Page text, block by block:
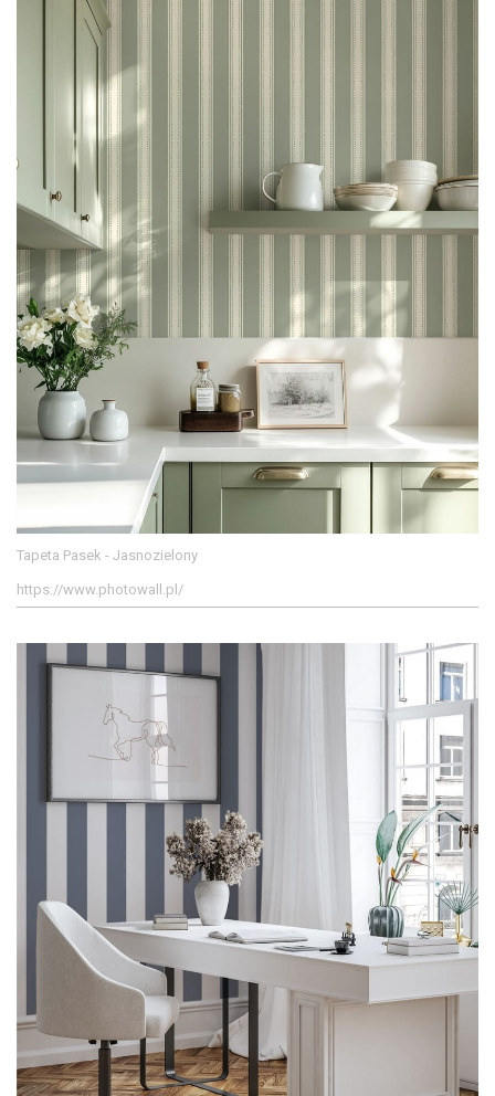
Tapeta Pasek - Jasnozielony
https://www.photowall.pl/